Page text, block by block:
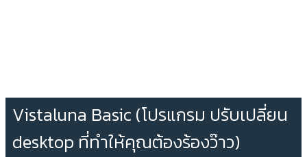
Vistaluna Basic (โปรแกรม ปรับเปลี่ยน
desktop ที่ทำให้คุณต้องร้องว๊าว)